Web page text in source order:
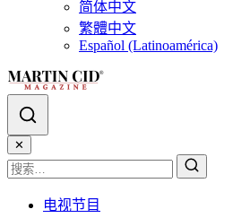
简体中文
繁體中文
Español (Latinoamérica)
✕
电视节目